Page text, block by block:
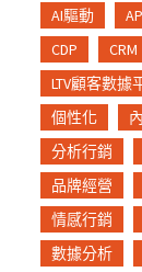
AI驅動
CDP
CRM
LTV顧客數據
個性化
分析行銷
品牌經營
情感行銷
數據分析